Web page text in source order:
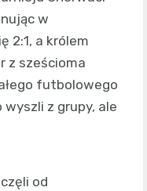
w
2:1, a królem
z sześcioma
futbolowego
z grupy, ale
od